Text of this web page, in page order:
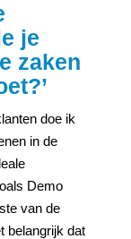
je
zaken
doe ik
in de
Demo
van de
belangrijk dat